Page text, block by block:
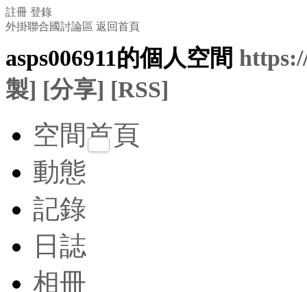
註冊 登錄
外掛聯合國討論區 返回首頁
asps006911的個人空間
製] [分享] [RSS]
空間首頁
動態
記錄
日誌
相冊